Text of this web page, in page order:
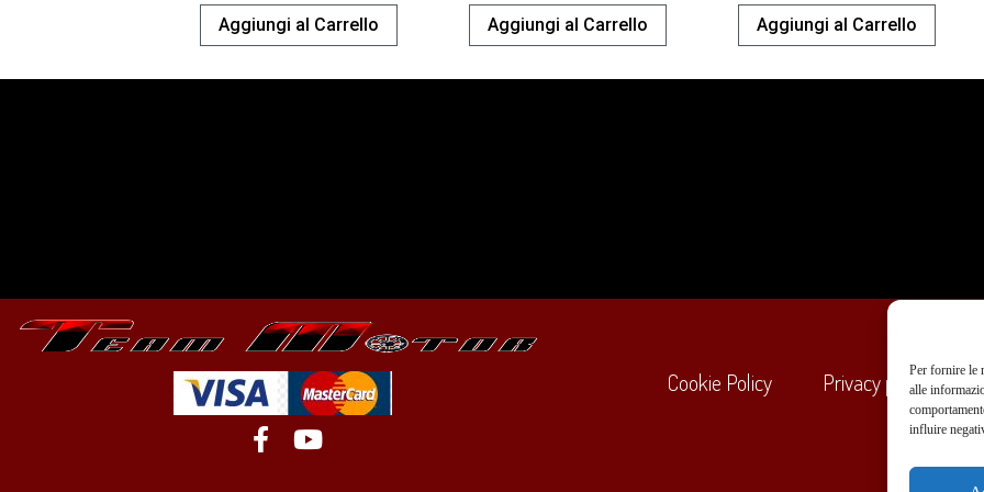
Per fornire le
alle
influire
Aggiungi al Carrello Aggiungi al Carrello Aggiungi al Carrello
Cookie Policy Privacy policy